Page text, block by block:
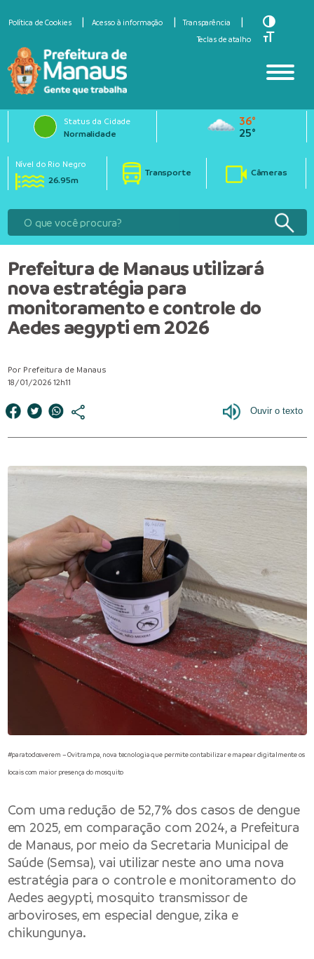
Política de Cookies Acesso à informação
Transparência
Teclas de atalho
Toggle
Toggle
Status da Cidade
Normalidade
36°
25°
Nível do Rio Negro
26.95m
Transporte Câmeras
Prefeitura de Manaus utilizará
nova estratégia para
monitoramento e controle do
Aedes aegypti em 2026
Por Prefeitura de Manaus
18/01/2026 12h11
#paratodosverem – Ovitrampa, nova tecnologia que permite contabilizar e mapear digitalmente os
locais com maior presença do mosquito
Com uma redução de 52,7% dos casos de dengue
em 2025, em comparação com 2024, a Prefeitura
de Manaus, por meio da Secretaria Municipal de
Saúde (Semsa), vai utilizar neste ano uma nova
estratégia para o controle e monitoramento do
Aedes aegypti, mosquito transmissor de
arboviroses, em especial dengue, zika e
chikungunya.